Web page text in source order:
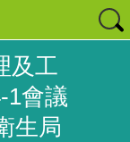
及工
1會議
生局